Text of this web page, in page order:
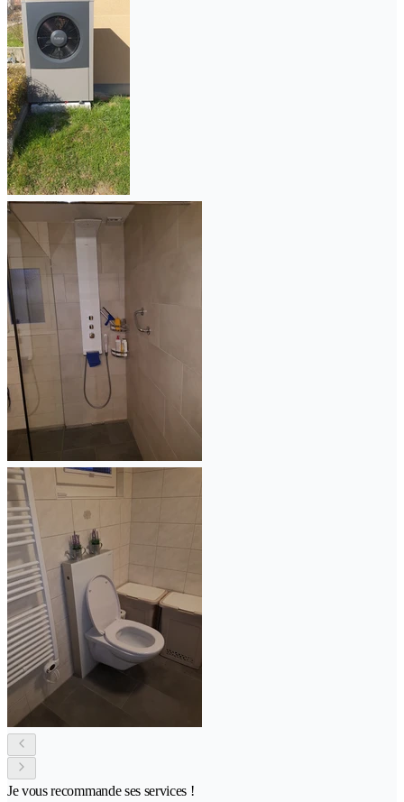
Je vous recommande ses services !